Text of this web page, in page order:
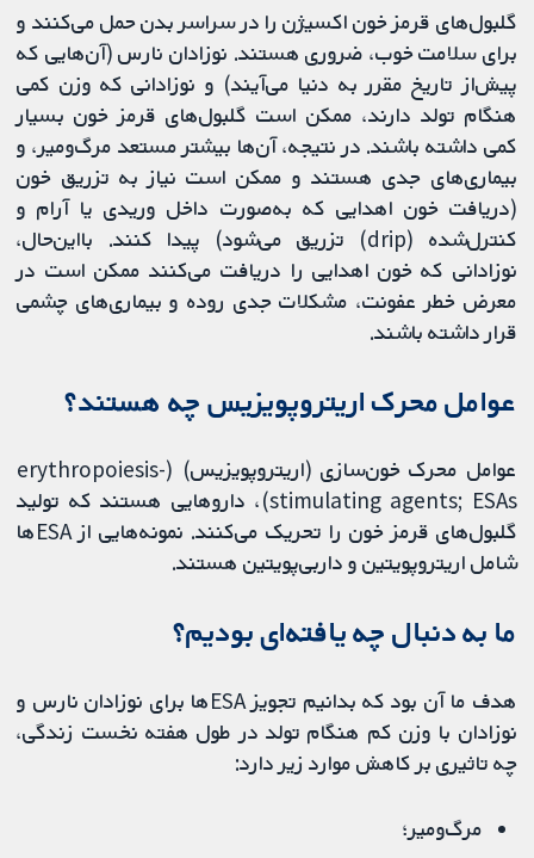
گلبول‌های قرمز خون اکسیژن را در سراسر بدن حمل می‌کنند و
برای سلامت خوب، ضروری هستند. نوزادان نارس (آن‌هایی که
پیش‌از تاریخ مقرر به دنیا می‌آیند) و نوزادانی که وزن کمی
هنگام تولد دارند، ممکن است گلبول‌های قرمز خون بسیار
کمی داشته باشند. در نتیجه، آن‌ها بیشتر مستعد مرگ‌ومیر، و
بیماری‌های جدی هستند و ممکن است نیاز به تزریق خون
(دریافت خون اهدایی که به‌صورت داخل وریدی یا آرام و
کنترل‌شده (drip) تزریق می‌شود) پیدا کنند. بااین‌حال،
نوزادانی که خون اهدایی را دریافت می‌کنند ممکن است در
معرض خطر عفونت، مشکلات جدی روده و بیماری‌های چشمی
قرار داشته باشند.
عوامل محرک اریتروپویزیس چه هستند؟
عوامل محرک خون‌سازی (اریتروپویزیس) (erythropoiesis-
stimulating agents; ESAs)، داروهایی هستند که تولید
گلبول‌های قرمز خون را تحریک می‌کنند. نمونه‌هایی از ESAها
شامل اریتروپویتین و داربی‌پویتین هستند.
ما به دنبال چه یافته‌ای بودیم؟
هدف ما آن بود که بدانیم تجویز ESAها برای نوزادان نارس و
نوزادان با وزن کم هنگام تولد در طول هفته نخست زندگی،
چه تاثیری بر کاهش موارد زیر دارد:
مرگ‌ومیر؛